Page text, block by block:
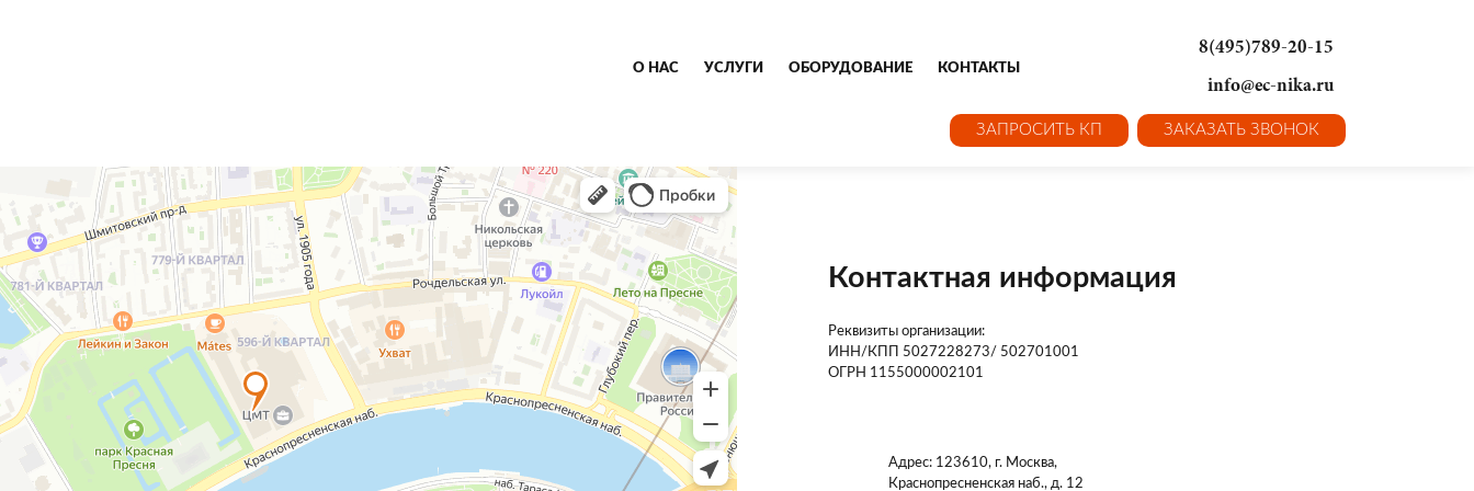
О НАС УСЛУГИ ОБОРУДОВАНИЕ КОНТАКТЫ
8(495)789-20-15
info@ec-nika.ru
ЗАПРОСИТЬ КП ЗАКАЗАТЬ ЗВОНОК
Контактная информация
Реквизиты организации:
ИНН/КПП 5027228273/ 502701001
ОГРН 1155000002101
Адрес: 123610, г. Москва,
Краснопресненская наб., д. 12